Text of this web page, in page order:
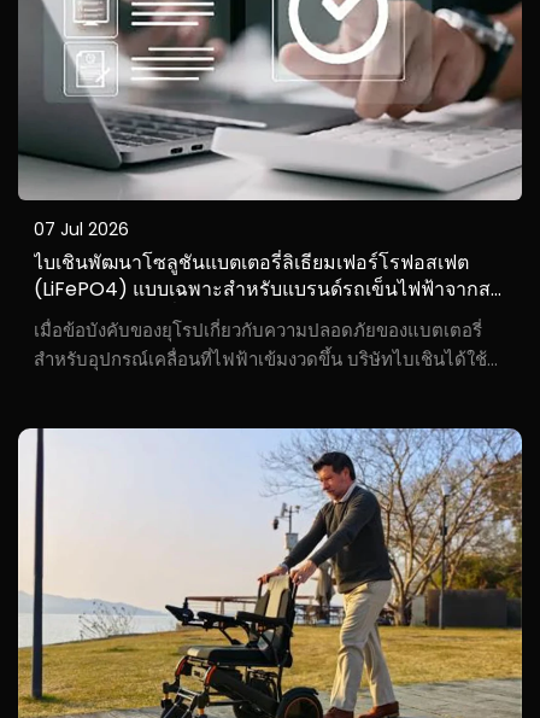
07 Jul 2026
ไบเชินพัฒนาโซลูชันแบตเตอรี่ลิเธียมเฟอร์โรฟอสเฟต
(LiFePO4) แบบเฉพาะสำหรับแบรนด์รถเข็นไฟฟ้าจากสห
ราชอาณาจักร เพื่อให้สอดคล้องกับข้อกำหนดด้านความ
ปลอดภัยของยุโรป
เมื่อข้อบังคับของยุโรปเกี่ยวกับความปลอดภัยของแบตเตอรี่
สำหรับอุปกรณ์เคลื่อนที่ไฟฟ้าเข้มงวดขึ้น บริษัทไบเชินได้ใช้
สนองความต้องการในการสร้างความแตกต่างให้กับผลิตภัณฑ์
ผู้ก่อตั้ง...